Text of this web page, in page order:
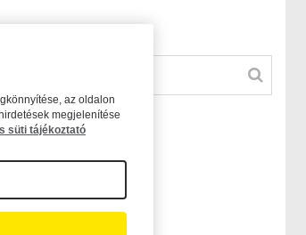
az oldalon
megjelenítése
süti tájékoztató